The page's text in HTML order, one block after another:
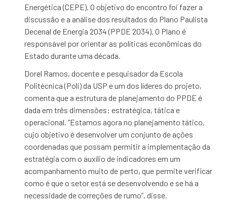
Energética (CEPE). O objetivo do encontro foi fazer a
discussão e a análise dos resultados do Plano Paulista
Decenal de Energia 2034 (PPDE 2034). O Plano é
responsável por orientar as políticas econômicas do
Estado durante uma década.
Dorel Ramos, docente e pesquisador da Escola
Politécnica (Poli) da USP e um dos líderes do projeto,
comenta que a estrutura de planejamento do PPDE é
dada em três dimensões: estratégica, tática e
operacional. “Estamos agora no planejamento tático,
cujo objetivo é desenvolver um conjunto de ações
coordenadas que possam permitir a implementação da
estratégia com o auxílio de indicadores em um
acompanhamento muito de perto, que permite verificar
como é que o setor está se desenvolvendo e se há a
necessidade de correções de rumo”, disse.